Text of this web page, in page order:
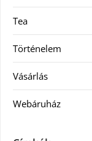
Tea
Történelem
Vásárlás
Webáruház